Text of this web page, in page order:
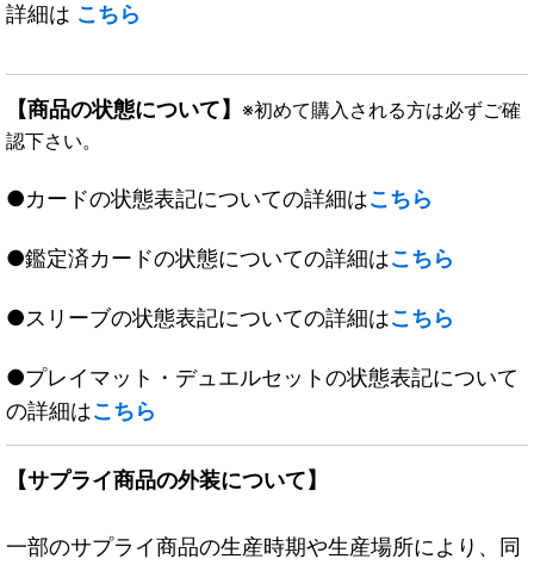
詳細は こちら
【商品の状態について】 ※初めて購入される方は必ずご確
認下さい。
●カードの状態表記についての詳細はこちら
●鑑定済カードの状態についての詳細はこちら
●スリーブの状態表記についての詳細はこちら
●プレイマット・デュエルセットの状態表記について
の詳細はこちら
【サプライ商品の外装について】
一部のサプライ商品の生産時期や生産場所により、同